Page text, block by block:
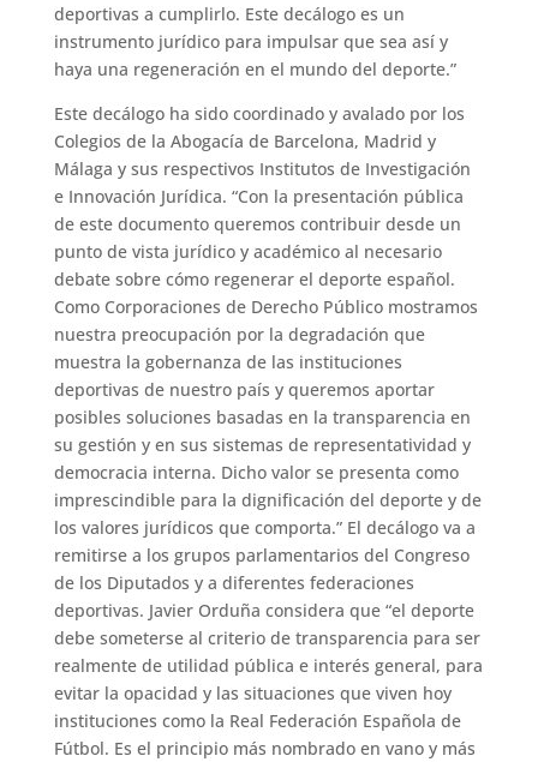
deportivas a cumplirlo. Este decálogo es un
instrumento jurídico para impulsar que sea así y
haya una regeneración en el mundo del deporte.”
Este decálogo ha sido coordinado y avalado por los
Colegios de la Abogacía de Barcelona, Madrid y
Málaga y sus respectivos Institutos de Investigación
e Innovación Jurídica. “Con la presentación pública
de este documento queremos contribuir desde un
punto de vista jurídico y académico al necesario
debate sobre cómo regenerar el deporte español.
Como Corporaciones de Derecho Público mostramos
nuestra preocupación por la degradación que
muestra la gobernanza de las instituciones
deportivas de nuestro país y queremos aportar
posibles soluciones basadas en la transparencia en
su gestión y en sus sistemas de representatividad y
democracia interna. Dicho valor se presenta como
imprescindible para la dignificación del deporte y de
los valores jurídicos que comporta.” El decálogo va a
remitirse a los grupos parlamentarios del Congreso
de los Diputados y a diferentes federaciones
deportivas. Javier Orduña considera que “el deporte
debe someterse al criterio de transparencia para ser
realmente de utilidad pública e interés general, para
evitar la opacidad y las situaciones que viven hoy
instituciones como la Real Federación Española de
Fútbol. Es el principio más nombrado en vano y más